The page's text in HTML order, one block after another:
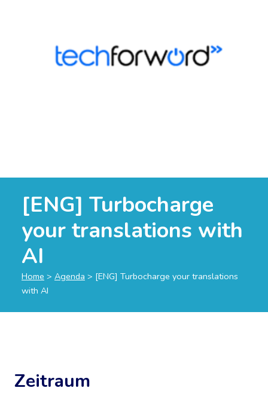
[ENG] Turbocharge
your translations with
AI
Home > Agenda > [ENG] Turbocharge your translations
with AI
Zeitraum